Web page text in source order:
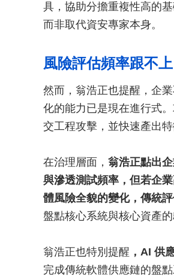
具，協助分擔重複性高的
而非取代資安專家本身。
風險評估頻率跟不
然而，翁浩正也提醒，企
化的能力已是現在進行式
交工程攻擊，並快速產出
在治理層面， 翁浩正點出
與滲透測試頻率，但若企
體風險全貌的變化，傳統評
盤點核心系統與核心資產
翁浩正也特別提醒 ，AI 供
完成傳統軟體供應鏈的盤